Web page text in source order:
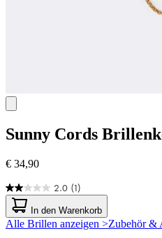
Sunny Cords
€ 34,90
2.0 (1)
2.0
von
5
Sternen.
In den Warenkorb
Alle Brillen anzeigen >Zubehör &